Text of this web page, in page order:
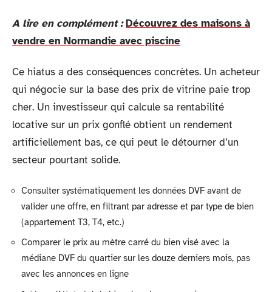
A lire en complément : Découvrez des maisons à
vendre en Normandie avec piscine
Ce hiatus a des conséquences concrètes. Un acheteur
qui négocie sur la base des prix de vitrine paie trop
cher. Un investisseur qui calcule sa rentabilité
locative sur un prix gonflé obtient un rendement
artificiellement bas, ce qui peut le détourner d’un
secteur pourtant solide.
Consulter systématiquement les données DVF avant de
valider une offre, en filtrant par adresse et par type de bien
(appartement T3, T4, etc.)
Comparer le prix au mètre carré du bien visé avec la
médiane DVF du quartier sur les douze derniers mois, pas
avec les annonces en ligne